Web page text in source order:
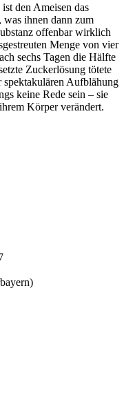
den Ameisen das
was ihnen dann zum
offenbar wirklich
Menge von vier
sechs Tagen die Hälfte
Zuckerlösung tötete
spektakulären Aufblähung
keine Rede sein – sie
Körper verändert.